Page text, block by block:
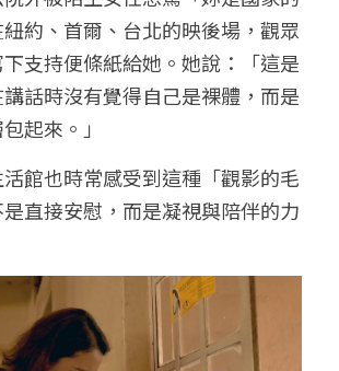
約、首爾、台北的映後場，觀眾
支持便條紙給她。她說：「這是
話時沒有覺得自己是裸體，而是
起來。」
館也時常感受到這種「觀影的毛
直接安慰，而是凝視與陪伴的力